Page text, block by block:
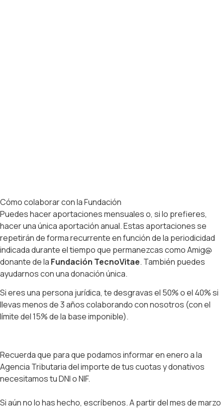
Cómo colaborar con la Fundación
Puedes hacer aportaciones mensuales o, si lo prefieres,
hacer una única aportación anual. Estas aportaciones se
repetirán de forma recurrente en función de la periodicidad
indicada durante el tiempo que permanezcas como Amig@
donante de la Fundación TecnoVitae. También puedes
ayudarnos con una donación única.
Si eres una persona jurídica, te desgravas el 50% o el 40% si
llevas menos de 3 años colaborando con nosotros (con el
límite del 15% de la base imponible).
Recuerda que para que podamos informar en enero a la
Agencia Tributaria del importe de tus cuotas y donativos
necesitamos tu DNI o NIF.
Si aún no lo has hecho, escríbenos. A partir del mes de marzo